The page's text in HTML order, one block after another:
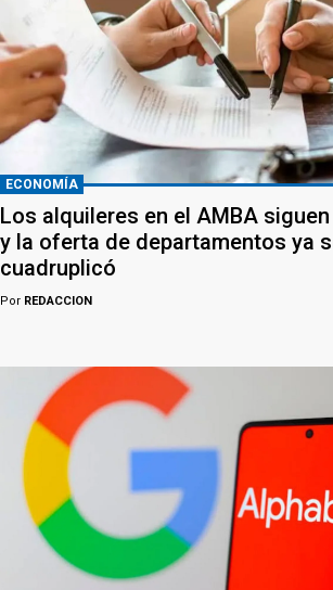
ECONOMÍA
Los alquileres en el AMBA
y la oferta de departamentos ya
cuadruplicó
Por REDACCION